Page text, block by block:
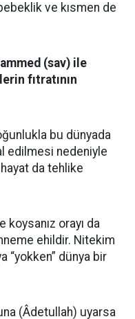
ve kısmen de
(sav) ile
fıtratının
bu dünyada
edilmesi nedeniyle
da tehlike
koysanız orayı da
ehildir. Nitekim
“yokken” dünya bir
(Âdetullah) uyarsa